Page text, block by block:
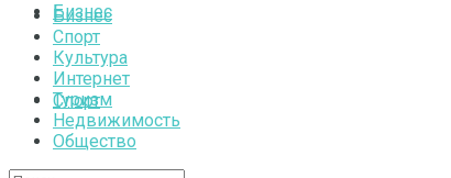
Бизнес
Спорт
Бизнес
Спорт
Культура
Интернет
Туризм
Недвижимость
Общество